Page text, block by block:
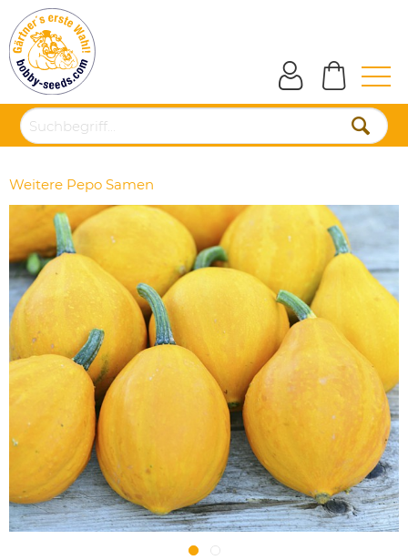
Weitere Pepo Samen